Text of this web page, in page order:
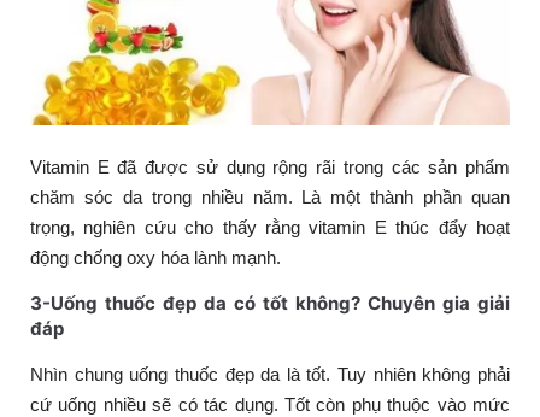
Vitamin E đã được sử dụng rộng rãi trong các sản phẩm
chăm sóc da trong nhiều năm. Là một thành phần quan
trọng, nghiên cứu cho thấy rằng vitamin E thúc đẩy hoạt
động chống oxy hóa lành mạnh.
3-Uống thuốc đẹp da có tốt không? Chuyên gia giải
đáp
Nhìn chung uống thuốc đẹp da là tốt. Tuy nhiên không phải
cứ uống nhiều sẽ có tác dụng. Tốt còn phụ thuộc vào mức